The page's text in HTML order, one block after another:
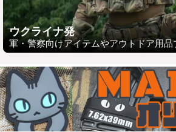
ウクライナ発
軍・警察向けアイテムやアウトドア用品